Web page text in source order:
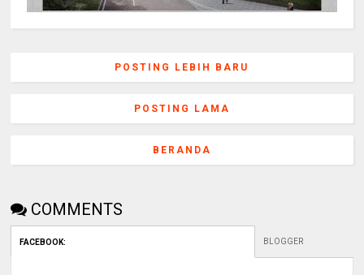
POSTING LEBIH BARU
POSTING LAMA
BERANDA
COMMENTS
FACEBOOK: BLOGGER